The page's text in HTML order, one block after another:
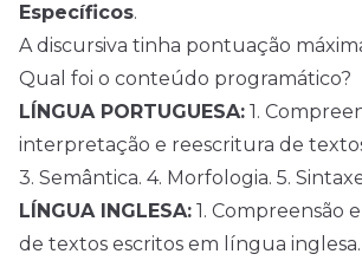
Específicos.
A discursiva tinha pontuação
Qual foi o conteúdo programático?
LÍNGUA PORTUGUESA: 1.
interpretação e reescritura de
3. Semântica. 4. Morfologia. 5.
LÍNGUA INGLESA: 1. Compreensão
de textos escritos em língua inglesa.